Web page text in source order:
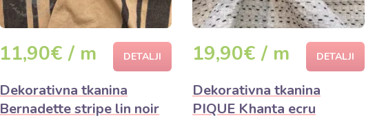
11,90€ / m DETALJI
Dekorativna tkanina
Bernadette stripe lin noir
19,90€ / m DETALJI
Dekorativna tkanina
PIQUE Khanta ecru